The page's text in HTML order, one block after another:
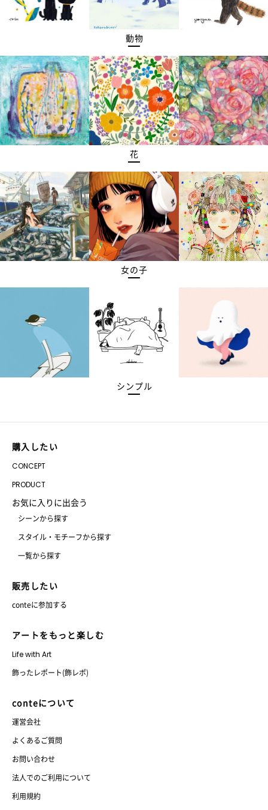
動物
花
女の子
シンプル
購入したい
CONCEPT
PRODUCT
お気に入りに出会う
シーンから探す
スタイル・モチーフから探す
一覧から探す
販売したい
conteに参加する
アートをもっと楽しむ
Life with Art
飾ったレポート(飾レポ)
conteについて
運営会社
よくあるご質問
お問い合わせ
法人でのご利用について
利用規約